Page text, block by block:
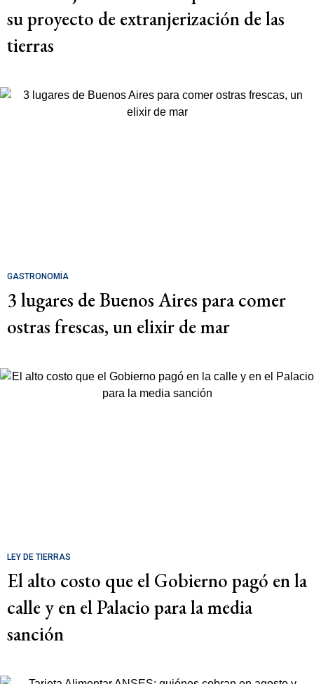
su proyecto de extranjerización de las
tierras
GASTRONOMÍA
3 lugares de Buenos Aires para comer
ostras frescas, un elixir de mar
LEY DE TIERRAS
El alto costo que el Gobierno pagó en la
calle y en el Palacio para la media
sanción